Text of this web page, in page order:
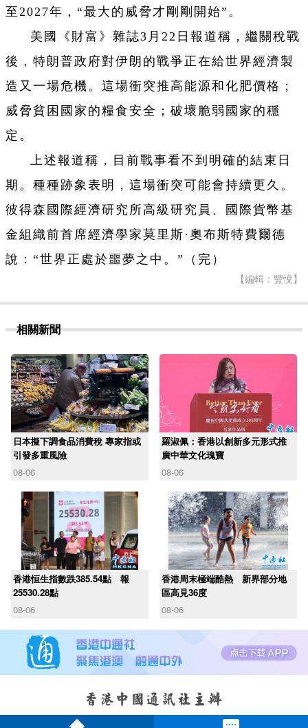
至2027年，“最大的威脅才剛剛開始”。
美國《財富》雜誌3月22日報道稱，繼關稅戰
後，特朗普政府對伊朗的戰爭正在給世界經濟製
造又一場危機。這場衝突推高能源和化肥價格；
威脅貧困國家的糧食安全；破壞脆弱國家的穩
定。
上述報道稱，目前戰事看不到明確的結束日
期。種種跡象表明，這場衝突可能會持續更久。
彼得森國際經濟研究所高級研究員、國際貨幣基
金組織前首席經濟學家莫里斯·奧布斯特費爾德
說：“世界正處於噩夢之中。”（完）
【編輯：豐悅】
相關新聞
日本擬下調食品消費稅 專家指或
引發多重風險
08-06
羅淑佩：香港以創新多元形式推
廣中華文化瑰寶
08-06
香港恒生指數跌385.54點 報
25530.28點
08-06
香港周末極端酷熱 新界部分地
區高見36度
08-06